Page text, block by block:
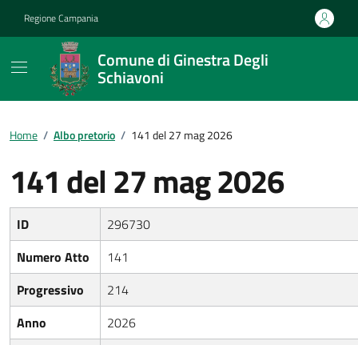
Regione Campania
Comune di Ginestra Degli
Schiavoni
Home / Albo pretorio / 141 del 27 mag 2026
141 del 27 mag 2026
ID
296730
Numero Atto
141
Progressivo
214
Anno
2026